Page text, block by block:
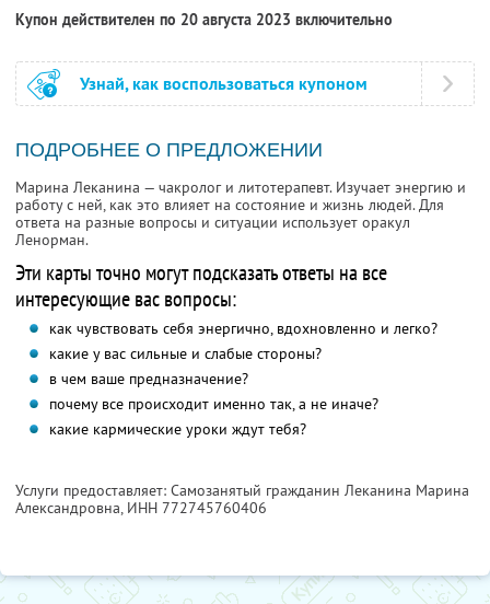
Купон действителен по 20 августа 2023 включительно
Узнай, как воспользоваться купоном
ПОДРОБНЕЕ О ПРЕДЛОЖЕНИИ
Марина Леканина — чакролог и литотерапевт. Изучает энергию и
работу с ней, как это влияет на состояние и жизнь людей. Для
ответа на разные вопросы и ситуации использует оракул
Ленорман.
Эти карты точно могут подсказать ответы на все
интересующие вас вопросы:
как чувствовать себя энергично, вдохновленно и легко?
какие у вас сильные и слабые стороны?
в чем ваше предназначение?
почему все происходит именно так, а не иначе?
какие кармические уроки ждут тебя?
Услуги предоставляет: Самозанятый гражданин Леканина Марина
Александровна, ИНН 772745760406